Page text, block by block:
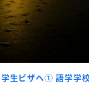
生ビザへ① 語学学